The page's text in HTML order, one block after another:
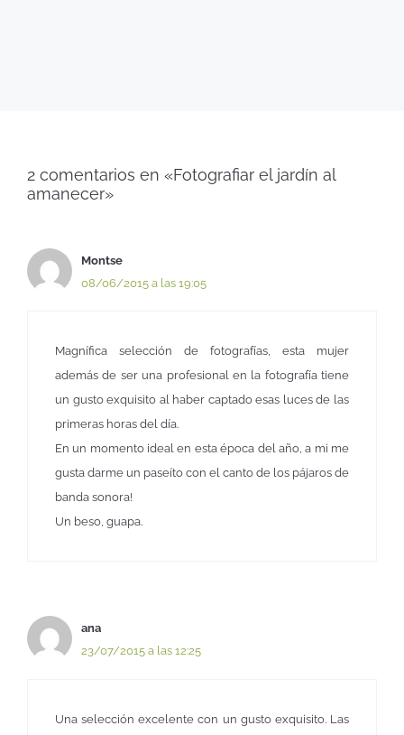
2 comentarios en «Fotografiar el jardín al
amanecer»
Montse
08/06/2015 a las 19:05
Magnífica selección de fotografías, esta mujer
además de ser una profesional en la fotografía tiene
un gusto exquisito al haber captado esas luces de las
primeras horas del día.
En un momento ideal en esta época del año, a mi me
gusta darme un paseíto con el canto de los pájaros de
banda sonora!
Un beso, guapa.
ana
23/07/2015 a las 12:25
Una selección excelente con un gusto exquisito. Las